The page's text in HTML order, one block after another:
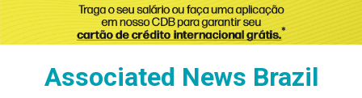
Associated News Brazil